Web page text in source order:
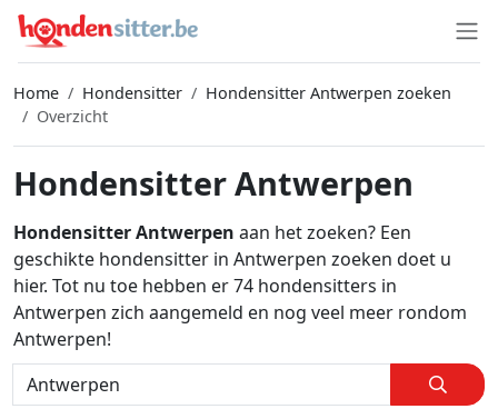
Home Hondensitter
Hondensitter Antwerpen zoeken
Overzicht
Hondensitter Antwerpen
Hondensitter Antwerpen aan het zoeken? Een
geschikte hondensitter in Antwerpen zoeken doet u
hier. Tot nu toe hebben er 74 hondensitters in
Antwerpen zich aangemeld en nog veel meer rondom
Antwerpen!